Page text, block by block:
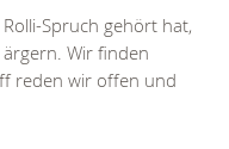
Spruch gehört hat,
Wir finden
reden wir offen und